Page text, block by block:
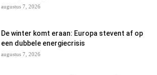
augustus 7, 2026
De winter komt eraan: Europa stevent af op
een dubbele energiecrisis
augustus 7, 2026